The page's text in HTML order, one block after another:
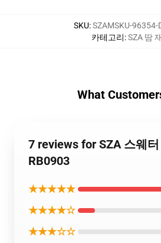
SKU:SZAMSKU-96354-
카테고리:SZA 땀
What
7 reviews for SZA 스웨
RB0903
★★★★★
★★★★☆
★★★☆☆